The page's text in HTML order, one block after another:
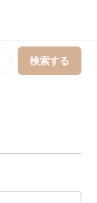
検索する